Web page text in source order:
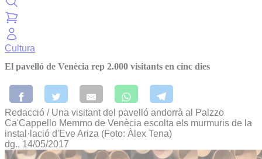
Cultura
El pavelló de Venècia rep 2.000 visitants en cinc dies
Redacció / Una visitant del pavelló andorrà al Palzzo
Ca'Cappello Memmo de Venècia escolta els murmuris de la
instal·lació d'Eve Ariza (Foto: Àlex Tena)
dg., 14/05/2017